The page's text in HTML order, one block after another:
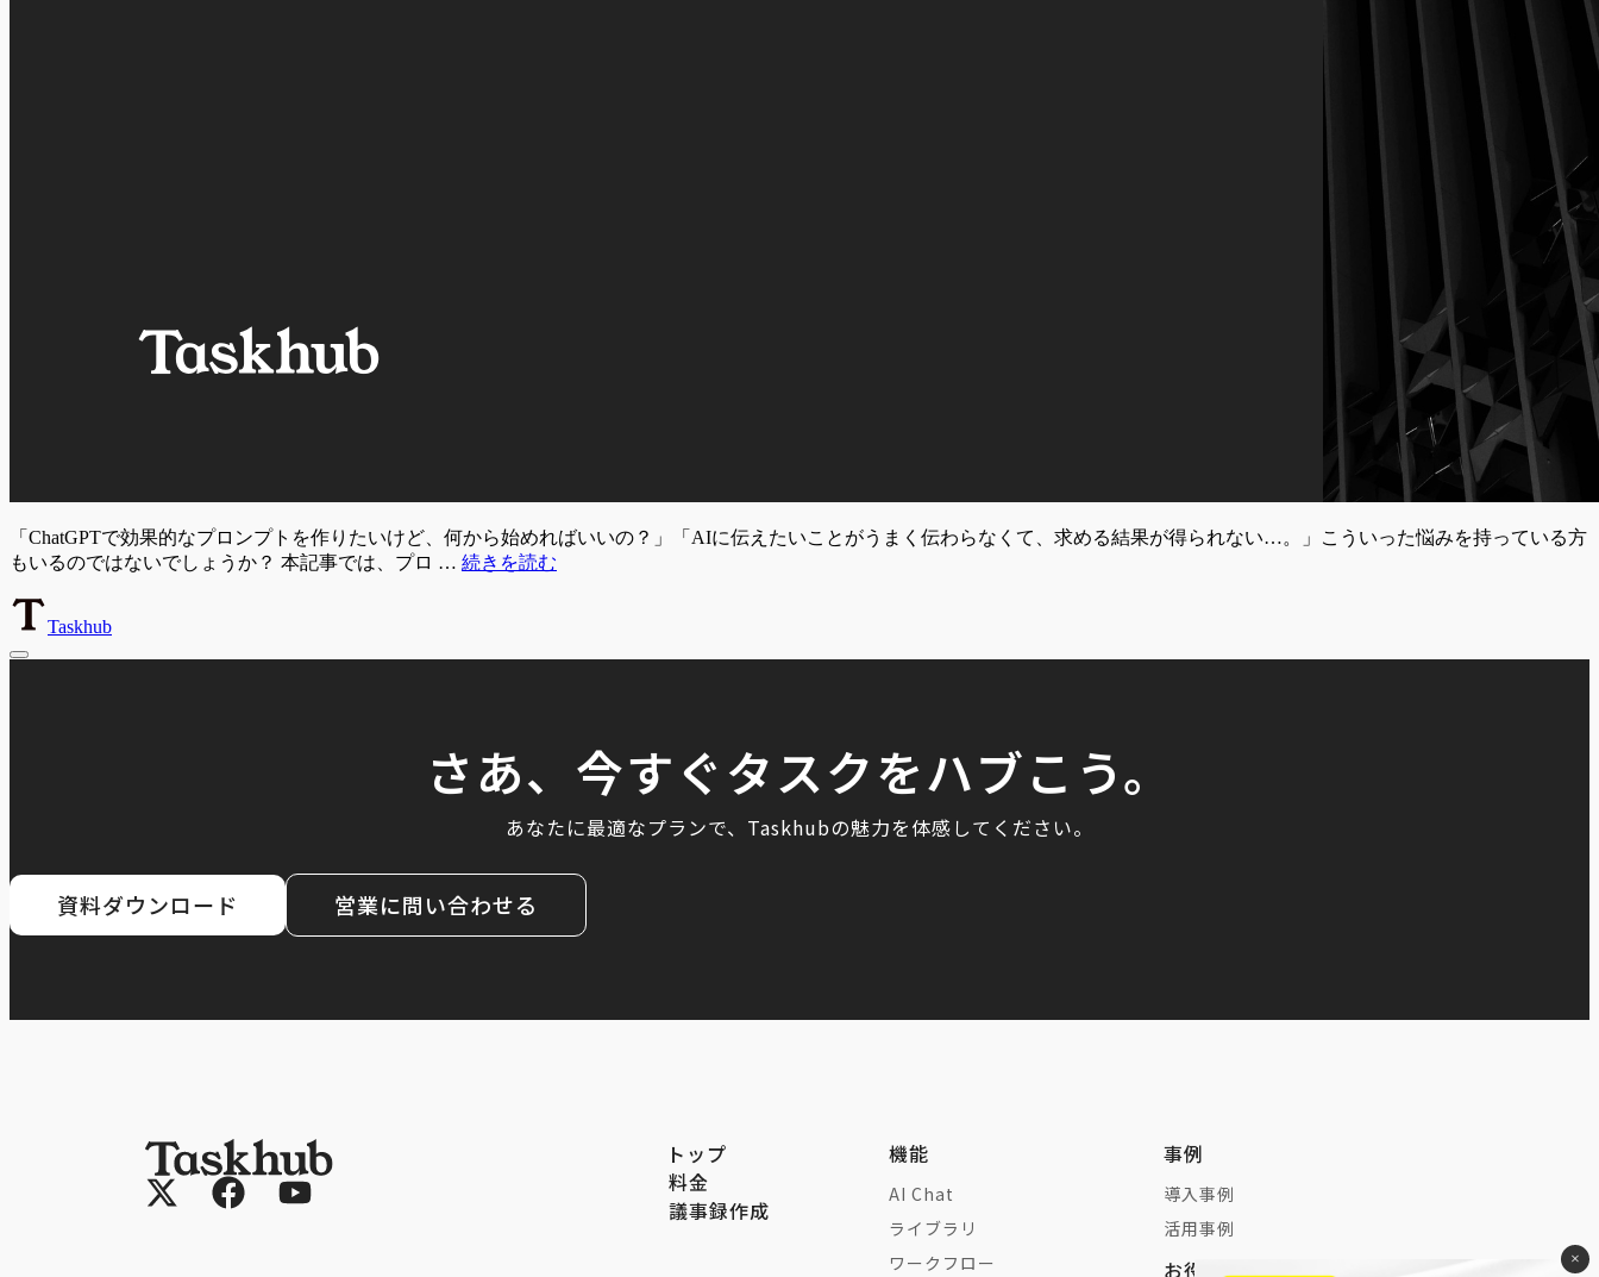
「ChatGPTで効果的なプロンプトを作りたいけど、何から始めればいいの？」「AIに伝えたいことがうまく伝わらなくて、求める結果が得られない…。」こういった悩みを持っている方
もいるのではないでしょうか？ 本記事では、プロ … 続きを読む
Taskhub
さあ、今すぐタスクをハブこう。
あなたに最適なプランで、Taskhubの魅力を体感してください。
資料ダウンロード 営業に問い合わせる
トップ
料金
議事録作成
機能
AI Chat
ライブラリ
ワークフロー
事例
導入事例
活用事例
お役立ち情報 ×